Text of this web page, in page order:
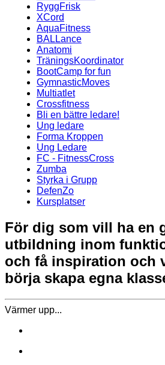
RyggFrisk
XCord
AquaFitness
BALLance
Anatomi
TräningsKoordinator
BootCamp for fun
GymnasticMoves
Multiatlet
Crossfitness
Bli en bättre ledare!
Ung ledare
Forma Kroppen
Ung Ledare
FC - FitnessCross
Zumba
Styrka i Grupp
DefenZo
Kursplatser
För dig som vill ha en
utbildning inom
och få inspiration och
börja skapa egna
Värmer upp...